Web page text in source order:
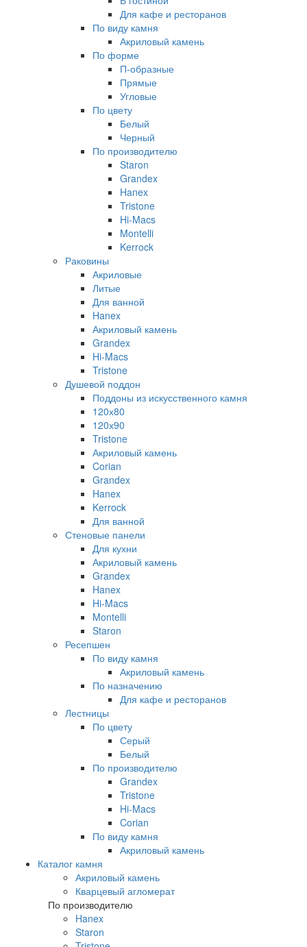
Для кафе и ресторанов
По виду камня
Акриловый камень
По форме
П-образные
Прямые
Угловые
По цвету
Белый
Черный
По производителю
Staron
Grandex
Hanex
Tristone
Hi-Macs
Montelli
Kerrock
Раковины
Акриловые
Литые
Для ванной
Hanex
Акриловый камень
Grandex
Hi-Macs
Tristone
Душевой поддон
Поддоны из искусственного камня
120х80
120х90
Tristone
Акриловый камень
Corian
Grandex
Hanex
Kerrock
Для ванной
Стеновые панели
Для кухни
Акриловый камень
Grandex
Hanex
Hi-Macs
Montelli
Staron
Ресепшен
По виду камня
Акриловый камень
По назначению
Для кафе и ресторанов
Лестницы
По цвету
Серый
Белый
По производителю
Grandex
Tristone
Hi-Macs
Corian
По виду камня
Акриловый камень
Каталог камня
Акриловый камень
Кварцевый агломерат
По производителю
Hanex
Staron